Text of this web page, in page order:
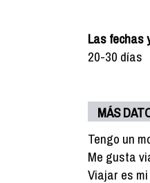
Las fechas
20-30 días
MÁS
Tengo un
Me gusta
Viajar es